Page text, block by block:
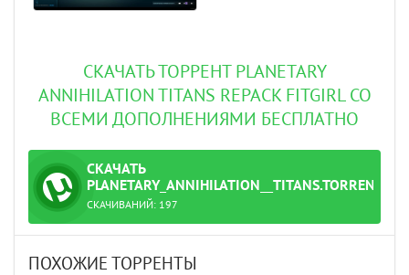
СКАЧАТЬ ТОРРЕНТ PLANETARY
ANNIHILATION TITANS REPACK FITGIRL СО
ВСЕМИ ДОПОЛНЕНИЯМИ БЕСПЛАТНО
СКАЧАТЬ
ТОРРЕНТPLANETARY_ANNIHILATION__TITANS.TORRENT
СКАЧИВАНИЙ: 197
ПОХОЖИЕ ТОРРЕНТЫ